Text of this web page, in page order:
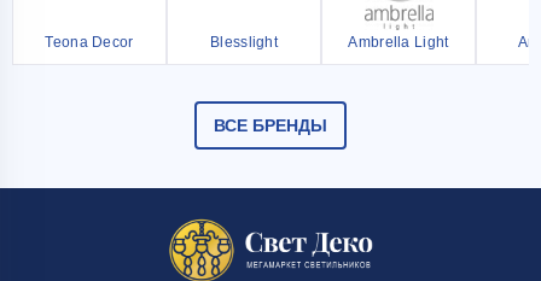
Teona Decor Blesslight Ambrella Light
ВСЕ БРЕНДЫ